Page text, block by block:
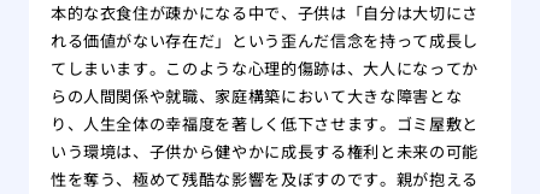
本的な衣食住が疎かになる中で、子供は「自分は大切にさ
れる価値がない存在だ」という歪んだ信念を持って成長し
てしまいます。このような心理的傷跡は、大人になってか
らの人間関係や就職、家庭構築において大きな障害とな
り、人生全体の幸福度を著しく低下させます。ゴミ屋敷と
いう環境は、子供から健やかに成長する権利と未来の可能
性を奪う、極めて残酷な影響を及ぼすのです。親が抱える